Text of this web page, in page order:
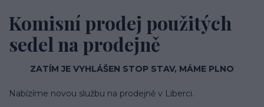
Komisní prodej použitých
sedel na prodejně
ZATÍM JE VYHLÁŠEN STOP STAV, MÁME PLNO
Nabízíme novou službu na prodejně v Liberci.